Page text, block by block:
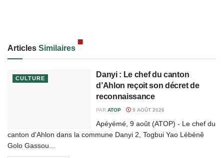
Articles Similaires
CULTURE
Danyi : Le chef du canton
d’Ahlon reçoit son décret de
reconnaissance
PAR ATOP 9 AOÛT 2026
Apéyémé, 9 août (ATOP) - Le chef du
canton d'Ahlon dans la commune Danyi 2, Togbui Yao Lébénê
Golo Gassou...